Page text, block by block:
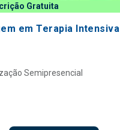
Gratuita
em Terapia Intensiva
Semipresencial